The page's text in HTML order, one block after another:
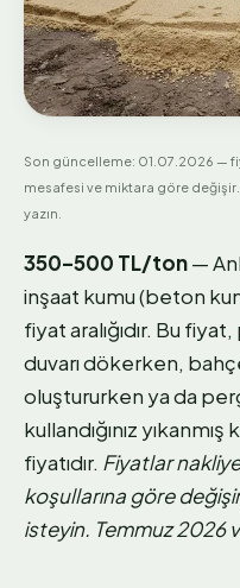
Son güncelleme: 01.07.2026 —
mesafesi ve miktara göre
yazın.
350–500 TL/ton—
inşaat kumu (beton
fiyat aralığıdır. Bu
duvarı dökerken,
oluştururken ya da
kullandığınız
fiyatıdır. Fiyatlar
koşullarına göre
isteyin. Temmuz 2026